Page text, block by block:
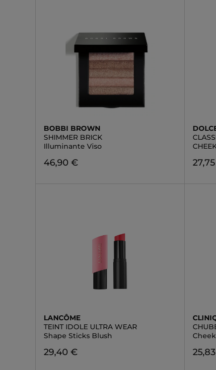
BOBBI BROWN
SHIMMER BRICK
Illuminante Viso
46,90 €
LANCÔME
TEINT IDOLE ULTRA WEAR
Shape Sticks Blush
29,40 €